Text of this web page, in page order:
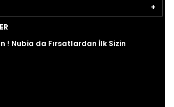
! Nubia da Fırsatlardan İlk Sizin